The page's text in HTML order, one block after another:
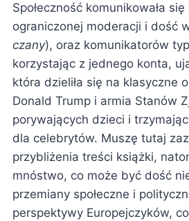
Społeczność komunikowała
ograniczonej moderacji i dość
czany), oraz komunikatorów
korzystając z jednego konta,
która dzieliła się na klasyczne
Donald Trump i armia Stanów
porywających dzieci i
dla celebrytów. Muszę tutaj
przybliżenia treści książki,
mnóstwo, co może być dość
przemiany społeczne i
perspektywy Europejczyków,